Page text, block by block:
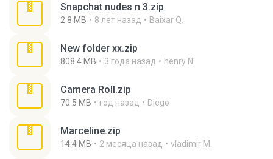
Snapchat nudes n 3.zip
2.8 MB 8 лет назад Baixar Q.
New folder xx.zip
808.4 MB 3 года назад henry N.
Camera Roll.zip
70.5 MB год назад Diego
Marceline.zip
14.4 MB 2 месяца назад vladimir M.